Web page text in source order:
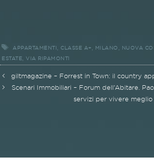
Tags
APPARTAMENTI , CLASSE A+, MILANO , NUOVA
ESTATE, VIA RIPAMONTI
Post
navigation
giltmagazine – Forrest in Town: il country
Scenari Immobiliari – Forum dell’Abitare.
servizi per vivere meglio